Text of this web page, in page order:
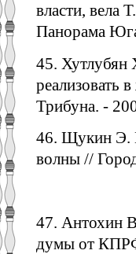
власти, вела
Панорама
45. Хутлубян
реализовать
Трибуна. -
46. Щукин Э.
волны //
47. Антохин
думы от